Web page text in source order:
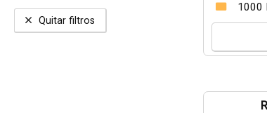
Quitar filtros
1000